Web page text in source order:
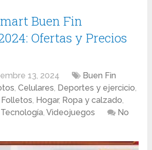
Buen Fin
Ofertas y Precios
13, 2024
Buen Fin
,Celulares, Deportes y ejercicio,
Folletos, Hogar, Ropa y calzado,
Tecnología,Videojuegos
No